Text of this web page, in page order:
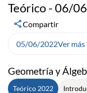
Geometría y
Teórico 2022
Teórico - 06/
Compartir
05/06/2022Ver más